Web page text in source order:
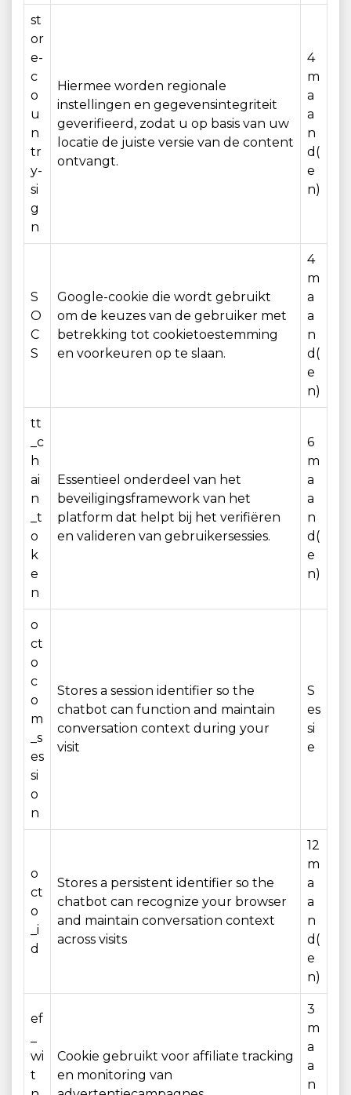
st
or
e-
c
o
u
n
tr
y-
si
g
n
Hiermee worden regionale
instellingen en gegevensintegriteit
geverifieerd, zodat u op basis van uw
locatie de juiste versie van de content
ontvangt.
4
m
a
a
n
d(
e
n)
S
O
C
S
Google-cookie die wordt gebruikt
om de keuzes van de gebruiker met
betrekking tot cookietoestemming
en voorkeuren op te slaan.
4
m
a
a
n
d(
e
n)
tt
_c
h
ai
n
_t
o
k
e
n
Essentieel onderdeel van het
beveiligingsframework van het
platform dat helpt bij het verifiëren
en valideren van gebruikersessies.
6
m
a
a
n
d(
e
n)
o
ct
o
c
o
m
_s
es
si
o
n
Stores a session identifier so the
chatbot can function and maintain
conversation context during your
visit
S
es
si
e
o
ct
o
_i
d
Stores a persistent identifier so the
chatbot can recognize your browser
and maintain conversation context
across visits
12
m
a
a
n
d(
e
n)
ef
wi
t
Cookie gebruikt voor affiliate tracking
en monitoring van
3
m
a
a
n